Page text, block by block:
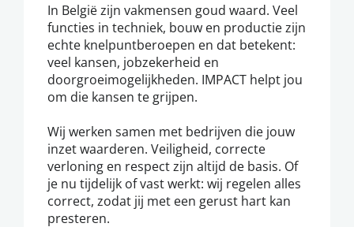
In België zijn vakmensen goud waard. Veel
functies in techniek, bouw en productie zijn
echte knelpuntberoepen en dat betekent:
veel kansen, jobzekerheid en
doorgroeimogelijkheden. IMPACT helpt jou
om die kansen te grijpen.
Wij werken samen met bedrijven die jouw
inzet waarderen. Veiligheid, correcte
verloning en respect zijn altijd de basis. Of
je nu tijdelijk of vast werkt: wij regelen alles
correct, zodat jij met een gerust hart kan
presteren.